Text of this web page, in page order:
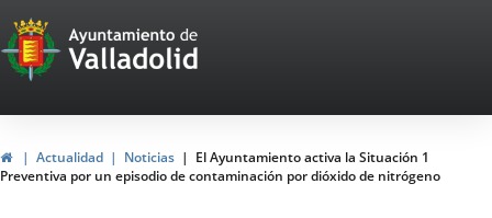
Portal
Web
del
Ayuntamiento
de
InicioActualidad Noticias
El Ayuntamiento activa la Situación 1
Preventiva por un episodio de contaminación por dióxido de nitrógeno